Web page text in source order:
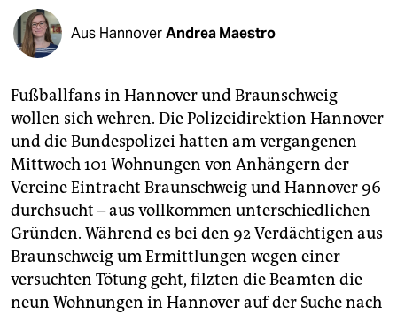
veranstaltungen
shop
unterstützen
abo
genossenschaft
epaper login
Aus HannoverAndrea Maestro
Fußballfans in Hannover und Braunschweig
wollen sich wehren. Die Polizeidirektion Hannover
und die Bundespolizei hatten am vergangenen
Mittwoch 101 Wohnungen von Anhängern der
Vereine Eintracht Braunschweig und Hannover 96
durchsucht – aus vollkommen unterschiedlichen
Gründen. Während es bei den 92 Verdächtigen aus
Braunschweig um Ermittlungen wegen einer
versuchten Tötung geht, filzten die Beamten die
neun Wohnungen in Hannover auf der Suche nach